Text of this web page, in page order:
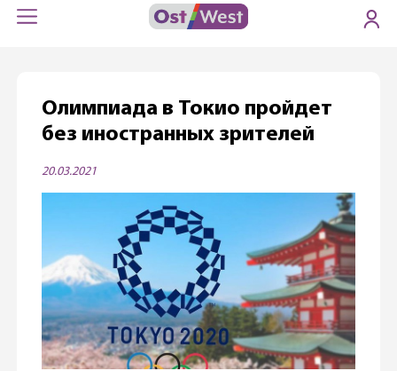
Олимпиада в Токио пройдет
без иностранных зрителей
20.03.2021